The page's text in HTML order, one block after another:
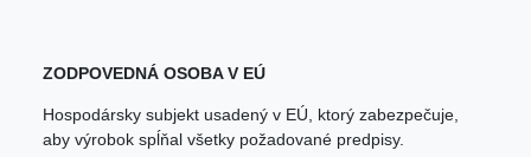
ZODPOVEDNÁ OSOBA V EÚ
Hospodársky subjekt usadený v EÚ, ktorý zabezpečuje,
aby výrobok spĺňal všetky požadované predpisy.